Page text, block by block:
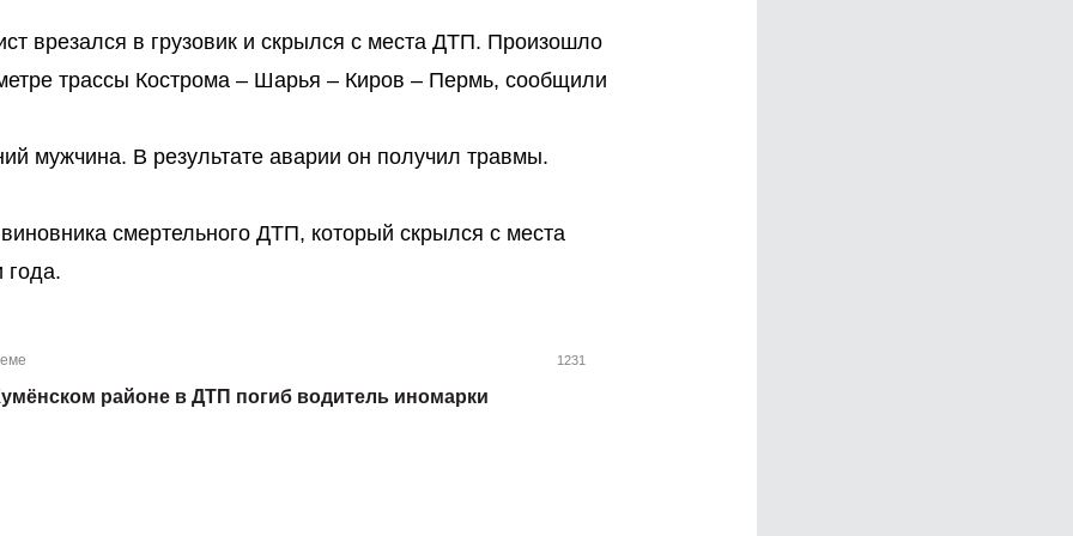
врезался в грузовик и скрылся с места ДТП. Произошло
трассы Кострома – Шарья – Киров – Пермь, сообщили
мужчина. В результате аварии он получил травмы.
смертельного ДТП, который скрылся с места
года.
1231
районе в ДТП погиб водитель иномарки